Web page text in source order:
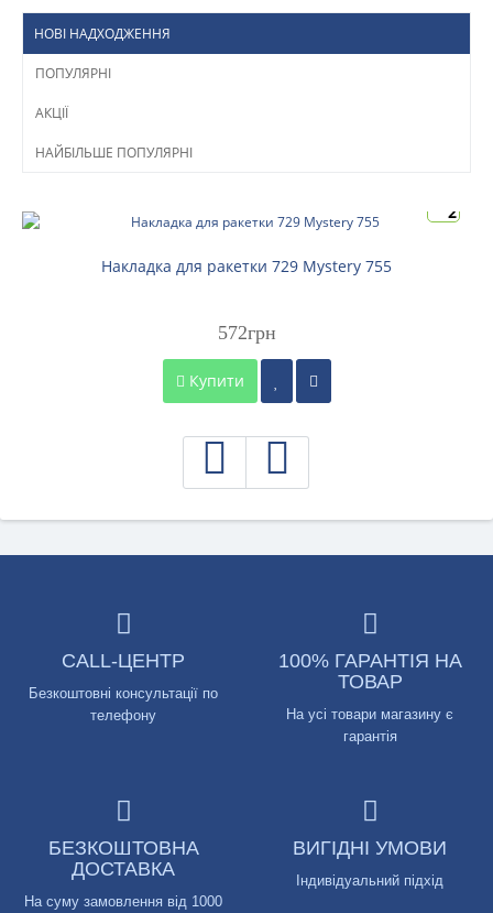
НОВІ НАДХОДЖЕННЯ
ПОПУЛЯРНІ
АКЦІЇ
НАЙБІЛЬШЕ ПОПУЛЯРНІ
2
Накладка для ракетки 729 Mystery 755
572грн
Купити
CALL-ЦЕНТР
Безкоштовні консультації по
телефону
100% ГАРАНТІЯ НА
ТОВАР
На усі товари магазину є
гарантія
БЕЗКОШТОВНА
ДОСТАВКА
На суму замовлення від 1000
ВИГІДНІ УМОВИ
Індивідуальний підхід